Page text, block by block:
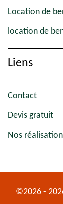
Location de
location de
Liens
Contact
Devis gratuit
Nos
©2026 -